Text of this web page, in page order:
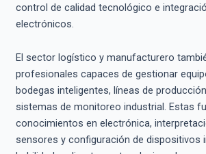
control de calidad tecnológico e
electrónicos.
El sector logístico y manufacturero
profesionales capaces de gestionar
bodegas inteligentes, líneas de
sistemas de monitoreo industrial. Estas
conocimientos en electrónica,
sensores y configuración de dispositivos